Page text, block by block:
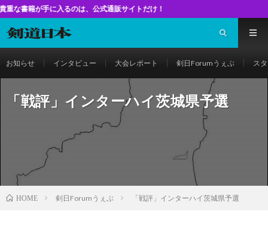
は、公式通販サイトだけ！
お知らせ インタビュー 大会レポート 剣日Forumうぇぶ ス
「戦評」インターハイ茨城県予選
HOME 剣日Forumうぇぶ 「戦評」インターハイ茨城県予選